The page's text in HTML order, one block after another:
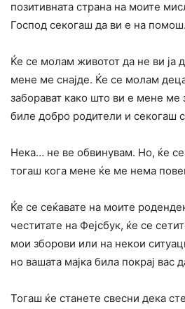
позитивната страна на моите
Господ секогаш да ви е на помош.
Ќе се молам животот да не ви ја
мене ме снајде. Ќе се молам
заборават како што ви е мене ме
биле добро родители и секогаш
Нека… не ве обвинувам. Но, ќе
тогаш кога мене ќе ме нема
Ќе се сеќавате на моите
честитате на Фејсбук, ќе се
мои зборови или на некои
но вашата мајка била покрај вас
Тогаш ќе станете свесни дека